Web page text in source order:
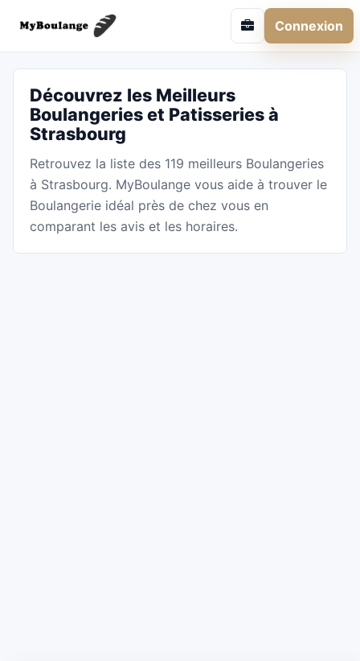
Connexion
Découvrez les Meilleurs
Boulangeries et Patisseries à
Strasbourg
Retrouvez la liste des 119 meilleurs Boulangeries
à Strasbourg. MyBoulange vous aide à trouver le
Boulangerie idéal près de chez vous en
comparant les avis et les horaires.